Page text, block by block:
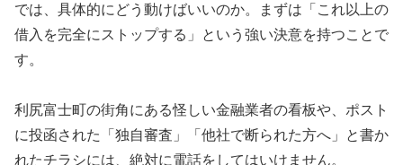
では、具体的にどう動けばいいのか。まずは「これ以上の
借入を完全にストップする」という強い決意を持つことで
す。
利尻富士町の街角にある怪しい金融業者の看板や、ポスト
に投函された「独自審査」「他社で断られた方へ」と書か
れたチラシには、絶対に電話をしてはいけません。